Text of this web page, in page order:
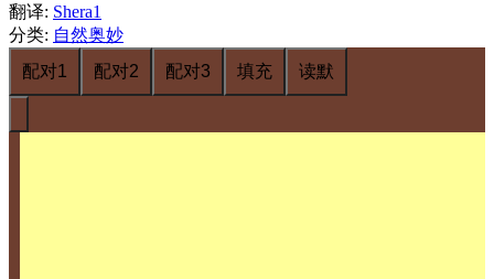
翻译: Shera1
分类: 自然奥妙
配对1
配对2 配对3 填充 读默